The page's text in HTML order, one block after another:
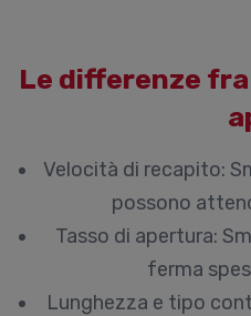
Le differenze fra
Velocità di recapito:
possono
Tasso di apertura:
ferma
Lunghezza e tipo